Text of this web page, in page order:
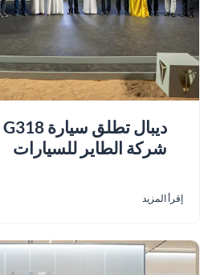
شركة الطاير للسيارات
إقرأ المزيد